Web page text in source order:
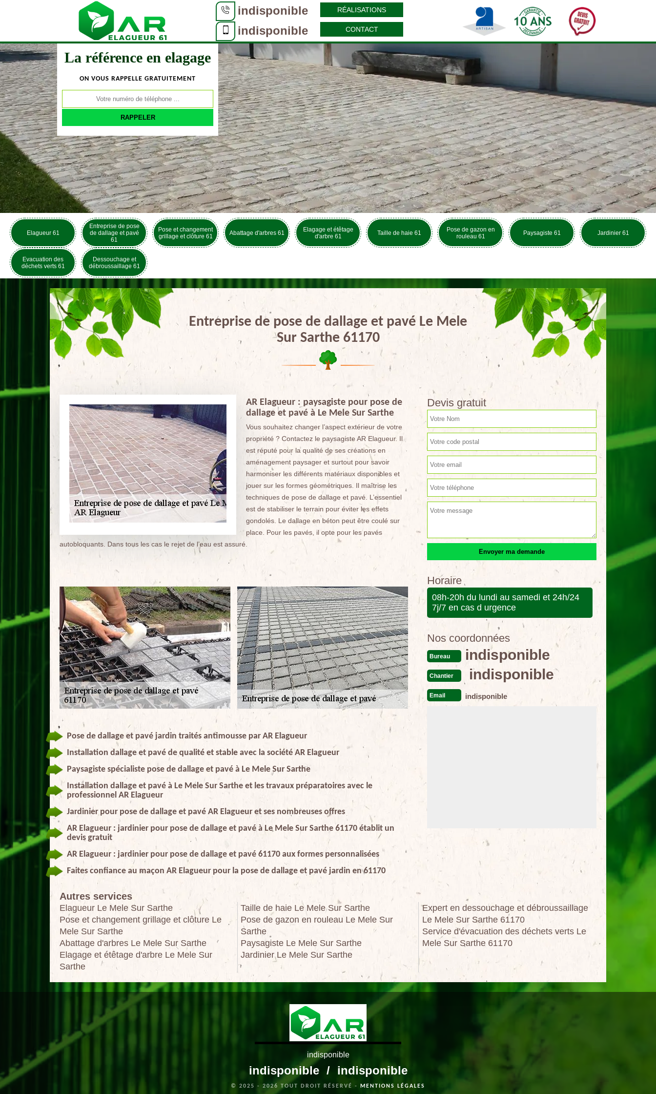
indisponible
indisponible
RÉALISATIONS
CONTACT
La référence en elagage
ON VOUS RAPPELLE GRATUITEMENT
Elagueur 61
Entreprise de pose
de dallage et pavé
61
Pose et changement
grillage et clôture 61
Abattage d'arbres 61
Elagage et étêtage
d'arbre 61
Taille de haie 61
Pose de gazon en
rouleau 61
Paysagiste 61 Jardinier 61
Evacuation des
déchets verts 61
Dessouchage et
débroussaillage 61
Entreprise de pose de dallage et pavé Le Mele
Sur Sarthe 61170
AR Elagueur : paysagiste pour pose de
dallage et pavé à Le Mele Sur Sarthe
Vous souhaitez changer l’aspect extérieur de votre
propriété ? Contactez le paysagiste AR Elagueur. Il
est réputé pour la qualité de ses créations en
aménagement paysager et surtout pour savoir
harmoniser les différents matériaux disponibles et
jouer sur les formes géométriques. Il maîtrise les
techniques de pose de dallage et pavé. L’essentiel
est de stabiliser le terrain pour éviter les effets
gondolés. Le dallage en béton peut être coulé sur
place. Pour les pavés, il opte pour les pavés
autobloquants. Dans tous les cas le rejet de l’eau est assuré.
Pose de dallage et pavé jardin traités antimousse par AR Elagueur
Installation dallage et pavé de qualité et stable avec la société AR Elagueur
Paysagiste spécialiste pose de dallage et pavé à Le Mele Sur Sarthe
Installation dallage et pavé à Le Mele Sur Sarthe et les travaux préparatoires avec le
professionnel AR Elagueur
Jardinier pour pose de dallage et pavé AR Elagueur et ses nombreuses offres
AR Elagueur : jardinier pour pose de dallage et pavé à Le Mele Sur Sarthe 61170 établit un
devis gratuit
AR Elagueur : jardinier pour pose de dallage et pavé 61170 aux formes personnalisées
Faites confiance au maçon AR Elagueur pour la pose de dallage et pavé jardin en 61170
Devis gratuit
Horaire
08h-20h du lundi au samedi et 24h/24
7j/7 en cas d urgence
Nos coordonnées
Bureau indisponible
Chantier indisponible
Email indisponible
Autres services
Elagueur Le Mele Sur Sarthe
Pose et changement grillage et clôture Le
Mele Sur Sarthe
Abattage d'arbres Le Mele Sur Sarthe
Elagage et étêtage d'arbre Le Mele Sur
Sarthe
Taille de haie Le Mele Sur Sarthe
Pose de gazon en rouleau Le Mele Sur
Sarthe
Paysagiste Le Mele Sur Sarthe
Jardinier Le Mele Sur Sarthe
Expert en dessouchage et débroussaillage
Le Mele Sur Sarthe 61170
Service d'évacuation des déchets verts Le
Mele Sur Sarthe 61170
indisponible
indisponible / indisponible
© 2025 - 2026 TOUT DROIT RÉSERVÉ - MENTIONS LÉGALES